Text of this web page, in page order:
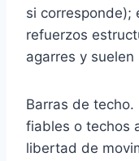
si corresponde);
refuerzos
agarres y
Barras de
fiables o techos
libertad de